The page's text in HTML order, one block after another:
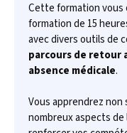
Cette formation vous
formation de 15
avec divers outils de
parcours de retour
absence médicale.
Vous apprendrez
nombreux aspects